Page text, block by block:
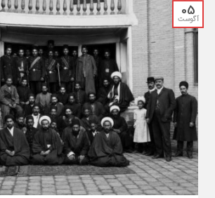
05
آگوست